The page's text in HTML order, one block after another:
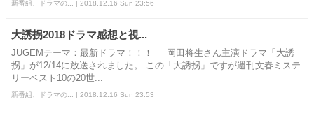
新番組、ドラマの... | 2018.12.16 Sun 23:56
大誘拐2018ドラマ感想と視...
JUGEMテーマ：最新ドラマ！！！ 岡田将生さん主演ドラマ「大誘
拐」が12/14に放送されました。 この「大誘拐」ですが週刊文春ミステ
リーベスト10の20世...
新番組、ドラマの... | 2018.12.16 Sun 23:53